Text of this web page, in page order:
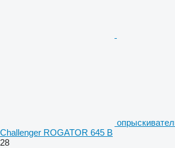
Challenger ROGATOR 645 B
28